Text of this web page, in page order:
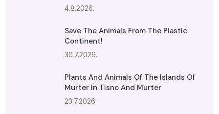
4.8.2026.
Save The Animals From The Plastic
Continent!
30.7.2026.
Plants And Animals Of The Islands Of
Murter In Tisno And Murter
23.7.2026.